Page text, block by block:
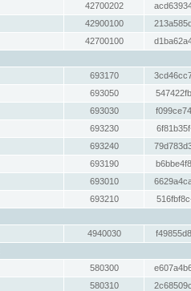
42700202
42900100
42700100
693170
693050
693030
693230
693240
693190
693010
693210
4940030
580300
580310